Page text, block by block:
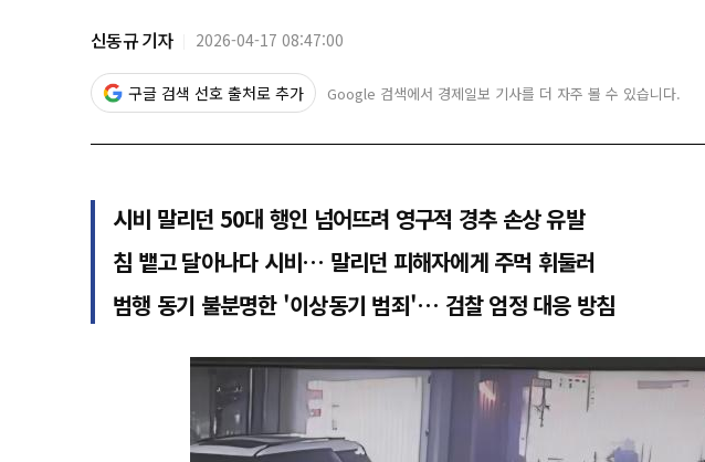
신동규 기자 2026-04-17 08:47:00
구글 검색 선호 출처로 추가 Google 검색에서 경제일보 기사를 더 자주 볼 수 있습니다.
시비 말리던 50대 행인 넘어뜨려 영구적 경추 손상 유발
침 뱉고 달아나다 시비… 말리던 피해자에게 주먹 휘둘러
범행 동기 불분명한 '이상동기 범죄'… 검찰 엄정 대응 방침